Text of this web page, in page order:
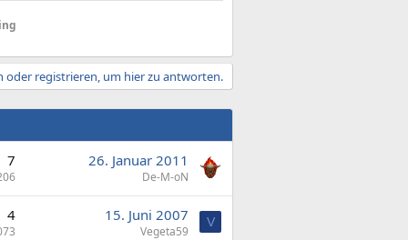
oder registrieren, um hier zu antworten.
7 26. Januar 2011
De-M-oN
4 15. Juni 2007
Vegeta59
V